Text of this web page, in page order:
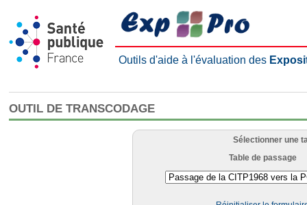
Outils d'aide à l'évaluation des
OUTIL DE TRANSCODAGE
Sélectionner une
Table de passage